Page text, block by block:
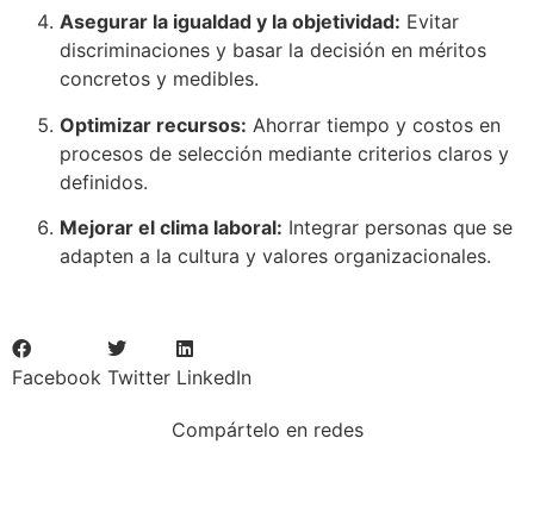
Asegurar la igualdad y la objetividad: Evitar
discriminaciones y basar la decisión en méritos
concretos y medibles.
Optimizar recursos: Ahorrar tiempo y costos en
procesos de selección mediante criterios claros y
definidos.
Mejorar el clima laboral: Integrar personas que se
adapten a la cultura y valores organizacionales.
Facebook Twitter LinkedIn
Compártelo en redes